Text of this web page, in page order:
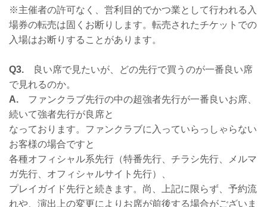
※主催者の許可なく、営利目的でかつ業として行われる入
場券の転売は固くお断りします。転売されたチケットでの
入場はお断りすることがあります。
Q3. 良い席で見たいが、どの先行で買うのが一番良い席
で見れるのか。
A. ファンクラブ先行の中の超強者先行が一番良いお席、
続いて強者先行が良席と
なっております。ファンクラブに入っていらっしゃらない
お客様の場合ですと
各種オフィシャル系先行（特番先行、チラシ先行、メルマ
ガ先行、オフィシャルサイト先行）、
プレイガイド先行と続きます。尚、上記に限らず、予約流
れや、演出上の変更によりお席が前後する場合がございま